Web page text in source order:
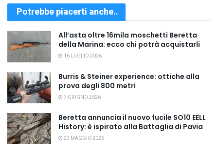
Potrebbe piacerti anche..
All’asta oltre 16mila moschetti Beretta
della Marina: ecco chi potrà acquistarli
16 LUGLIO 2026
Burris & Steiner experience: ottiche alla
prova degli 800 metri
7 GIUGNO 2026
Beretta annuncia il nuovo fucile SO10 EELL
History: è ispirato alla Battaglia di Pavia
29 MAGGIO 2026